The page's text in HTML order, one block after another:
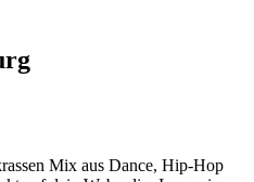
Mix aus Dance, Hip-Hop